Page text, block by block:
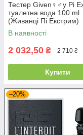
Тестер Given♀♂y Pi
туалетна вода 100 ml.
(Живанці Пі Екстрим)
В наявності
2 032,50 ₴ 2 710 ₴
Купити
–20%